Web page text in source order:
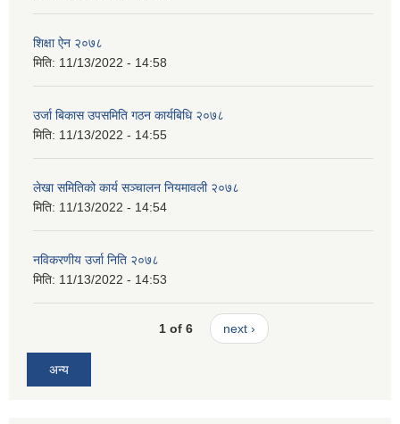
शिक्षा ऐन २०७८
मिति: 11/13/2022 - 14:58
उर्जा बिकास उपसमिति गठन कार्यबिधि २०७८
मिति: 11/13/2022 - 14:55
लेखा समितिको कार्य सञ्चालन नियमावली २०७८
मिति: 11/13/2022 - 14:54
नविकरणीय उर्जा निति २०७८
मिति: 11/13/2022 - 14:53
1 of 6 next ›
अन्य